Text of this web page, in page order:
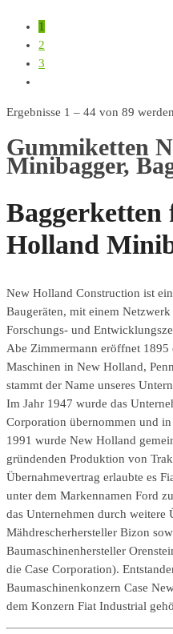
1
2
3
Ergebnisse 1 – 44 von 89
Gummiketten
Minibagger,
Baggerketten
Holland
New Holland Construction ist
Baugeräten, mit einem
Forschungs- und
Abe Zimmermann eröffnet 1895
Maschinen in New Holland,
stammt der Name unseres
Im Jahr 1947 wurde das
Corporation übernommen und
1991 wurde New Holland
gründenden Produktion von
Übernahmevertrag erlaubte es
unter dem Markennamen Ford
das Unternehmen durch weitere
Mähdrescherhersteller Bizon
Baumaschinenhersteller
die Case Corporation).
Baumaschinenkonzern Case
dem Konzern Fiat Industrial